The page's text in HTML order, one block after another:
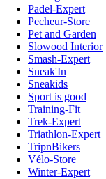
Padel-Expert
Pecheur-Store
Pet and Garden
Slowood Interior
Smash-Expert
Sneak'In
Sneakids
Sport is good
Training-Fit
Trek-Expert
Triathlon-Expert
TripnBikers
Vélo-Store
Winter-Expert